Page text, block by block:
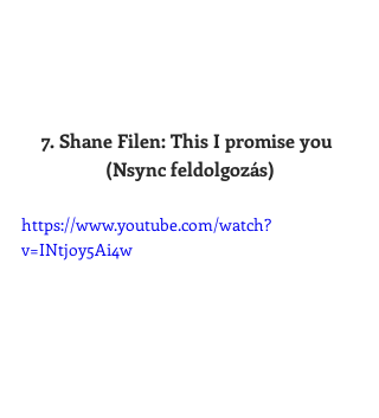
7. Shane Filen: This I promise you
(Nsync feldolgozás)
https://www.youtube.com/watch?
v=INtjoy5Ai4w